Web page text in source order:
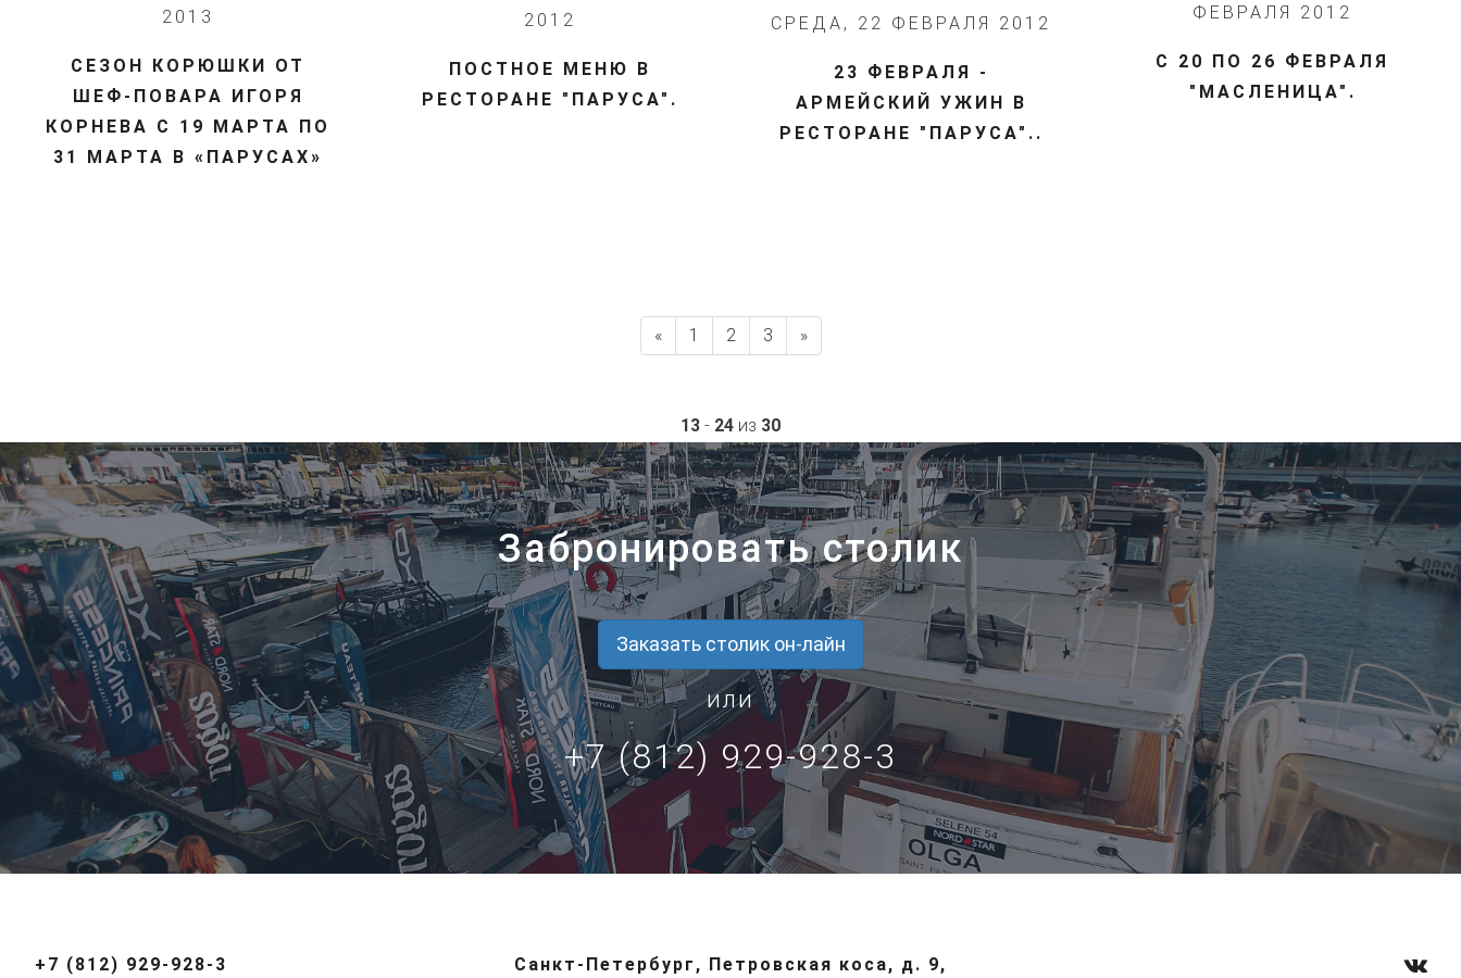
2013
​СЕЗОН КОРЮШКИ ОТ
ШЕФ-ПОВАРА ИГОРЯ
КОРНЕВА С 19 МАРТА ПО
31 МАРТА В «ПАРУСАХ»
2012
ПОСТНОЕ МЕНЮ В
РЕСТОРАНЕ "ПАРУСА".
СРЕДА, 22 ФЕВРАЛЯ 2012
23 ФЕВРАЛЯ -
АРМЕЙСКИЙ УЖИН В
РЕСТОРАНЕ "ПАРУСА"..
ФЕВРАЛЯ 2012
С 20 ПО 26 ФЕВРАЛЯ
"МАСЛЕНИЦА".
« 1 2 3 »
13 - 24 из 30
Забронировать столик
Заказать столик он-лайн
или
+7 (812) 929-928-3
+7 (812) 929-928-3 Санкт-Петербург, Петровская коса, д. 9,